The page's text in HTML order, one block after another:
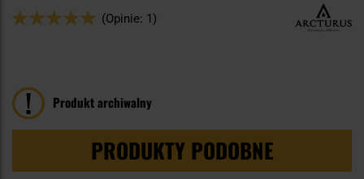
Ocena:
(Opinie: 1)
Produkt archiwalny
PRODUKTY PODOBNE